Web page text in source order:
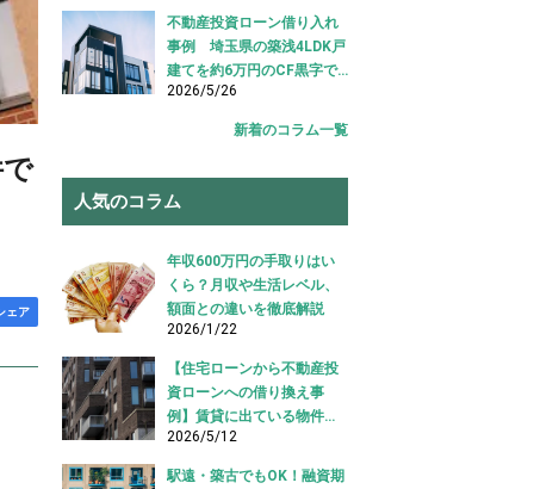
ェア
産投資ローン借り入れ事
例】
不動産投資ローン借り入れ
事例 埼玉県の築浅4LDK戸
建てを約6万円のCF黒字で
借り入れ成功【不動産投資
ローン 借り入れ事例】
2026/5/26
新着のコラム一覧
人気のコラム
年収600万円の手取りはい
くら？月収や生活レベル、
額面との違いを徹底解説
2026/1/22
【住宅ローンから不動産投
資ローンへの借り換え事
例】賃貸に出ている物件を
適切な投資ローンへ切り替
え！
2026/5/12
駅遠・築古でもOK！融資期